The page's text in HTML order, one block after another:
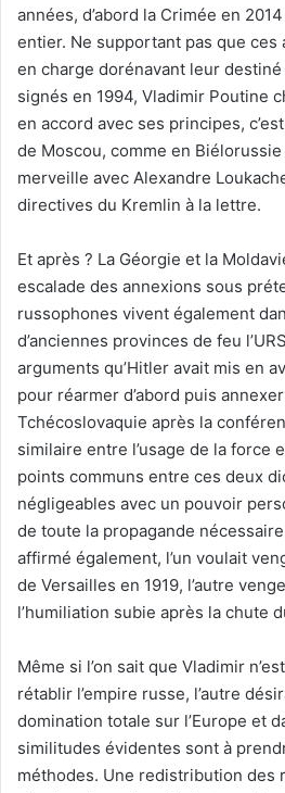
années, d’abord la Crimée en
entier. Ne supportant pas que ces
en charge dorénavant leur
signés en 1994, Vladimir Poutine
en accord avec ses principes,
de Moscou, comme en
merveille avec Alexandre
directives du Kremlin à la lettre.
Et après ? La Géorgie et la
escalade des annexions sous
russophones vivent également
d’anciennes provinces de feu
arguments qu’Hitler avait mis en
pour réarmer d’abord puis
Tchécoslovaquie après la
similaire entre l’usage de la force
points communs entre ces deux
négligeables avec un pouvoir
de toute la propagande
affirmé également, l’un voulait
de Versailles en 1919, l’autre
l’humiliation subie après la chute
Même si l’on sait que Vladimir
rétablir l’empire russe, l’autre
domination totale sur l’Europe et
similitudes évidentes sont à
méthodes. Une redistribution des